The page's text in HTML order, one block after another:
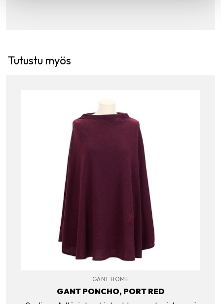
Tutustu myös
GANT HOME
GANT PONCHO, PORT RED